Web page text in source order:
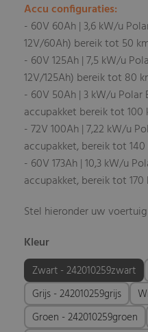
Accu configuraties:
- 60V 60Ah | 3,6 kW/u
12V/60Ah) bereik tot 50
- 60V 125Ah | 7,5 kW/u
12V/125Ah) bereik tot 80
- 60V 50Ah | 3 kW/u Polar
accupakket bereik tot 100
- 72V 100Ah | 7,22 kW/u
accupakket, bereik tot 140
- 60V 173Ah | 10,3 kW/u
accupakket, bereik tot 170
Stel hieronder uw
Kleur
Zwart - 242010259zwart
Grijs - 242010259grijs
Groen - 242010259groen